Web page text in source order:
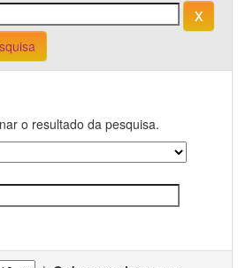
o resultado da pesquisa.